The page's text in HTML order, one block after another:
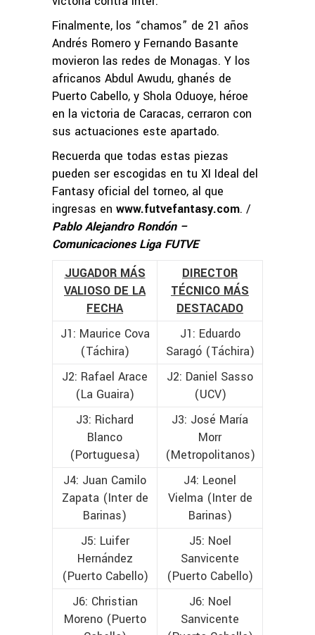
Finalmente, los “chamos” de 21 años
Andrés Romero y Fernando Basante
movieron las redes de Monagas. Y los
africanos Abdul Awudu, ghanés de
Puerto Cabello, y Shola Oduoye, héroe
en la victoria de Caracas, cerraron con
sus actuaciones este apartado.
Recuerda que todas estas piezas
pueden ser escogidas en tu XI Ideal del
Fantasy oficial del torneo, al que
ingresas en www.futvefantasy.com. /
Pablo Alejandro Rondón –
Comunicaciones Liga FUTVE
JUGADOR MÁS
VALIOSO DE LA
FECHA
DIRECTOR
TÉCNICO MÁS
DESTACADO
J1: Maurice Cova
(Táchira)
J1: Eduardo
Saragó (Táchira)
J2: Rafael Arace
(La Guaira)
J2: Daniel Sasso
(UCV)
J3: Richard
Blanco
(Portuguesa)
J3: José María
Morr
(Metropolitanos)
J4: Juan Camilo
Zapata (Inter de
Barinas)
J4: Leonel
Vielma (Inter de
Barinas)
J5: Luifer
Hernández
(Puerto Cabello)
J5: Noel
Sanvicente
(Puerto Cabello)
J6: Christian
Moreno (Puerto
J6: Noel
Sanvicente